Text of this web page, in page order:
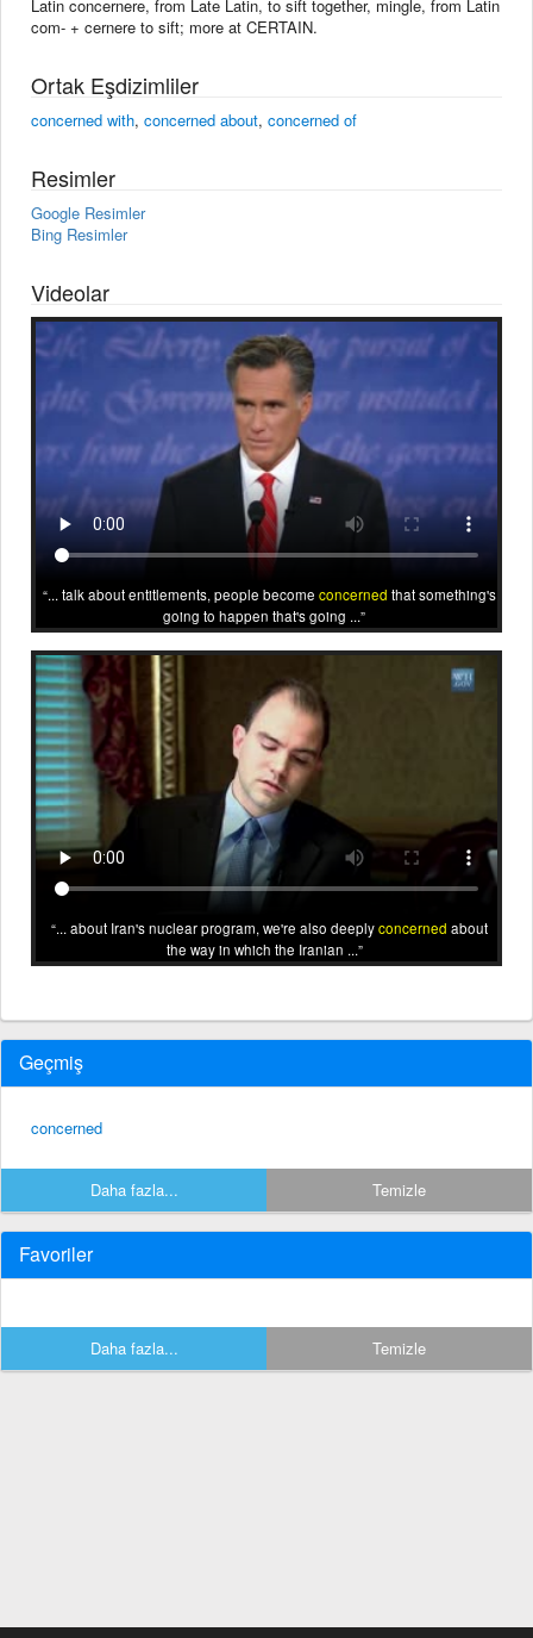
Latin concernere, from Late Latin, to sift together, mingle, from Latin
com- + cernere to sift; more at CERTAIN.
Ortak Eşdizimliler
concerned with, concerned about, concerned of
Resimler
Google Resimler
Bing Resimler
Videolar
... talk about entitlements, people become concerned that something's
going to happen that's going ...
... about Iran's nuclear program, we're also deeplyconcerned about
the way in which the Iranian ...
Geçmiş
concerned
Daha fazla... Temizle
Favoriler
Daha fazla... Temizle